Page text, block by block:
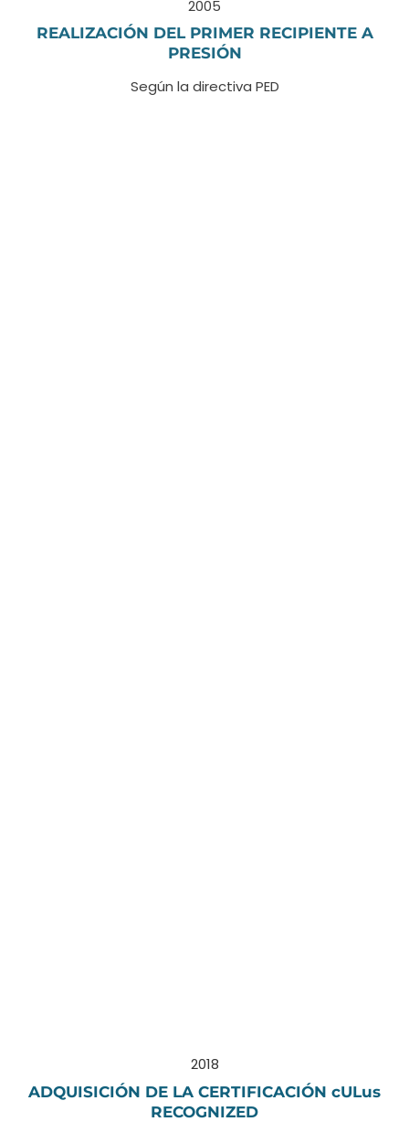
REALIZACIÓN DEL PRIMER RECIPIENTE A
PRESIÓN
Según la directiva PED
2018
ADQUISICIÓN DE LA CERTIFICACIÓN cULus
RECOGNIZED